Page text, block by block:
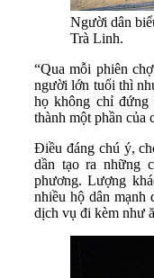
Người dân
Trà Linh.
“Qua mỗi phiên
người lớn tuổi thì
họ không chỉ đứng
thành một phần của
Điều đáng chú ý,
dần tạo ra những
phương. Lượng
nhiều hộ dân mạnh
dịch vụ đi kèm như